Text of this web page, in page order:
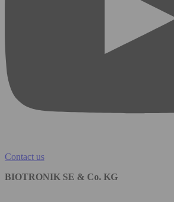
Contact us
BIOTRONIK SE & Co. KG